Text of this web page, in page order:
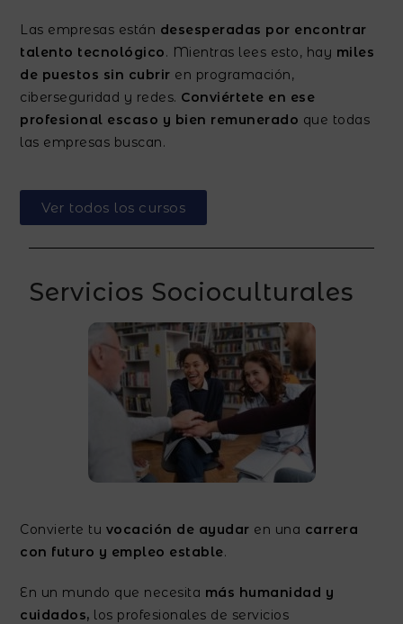
Las empresas están desesperadas por encontrar
talento tecnológico. Mientras lees esto, hay miles
de puestos sin cubrir en programación,
ciberseguridad y redes. Conviértete en ese
profesional escaso y bien remunerado que todas
las empresas buscan.
Ver todos los cursos
Servicios Socioculturales
Convierte tu vocación de ayudar en una carrera
con futuro y empleo estable.
En un mundo que necesita más humanidad y
cuidados, los profesionales de servicios